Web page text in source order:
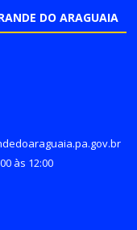
DO ARAGUAIA
às 12:00